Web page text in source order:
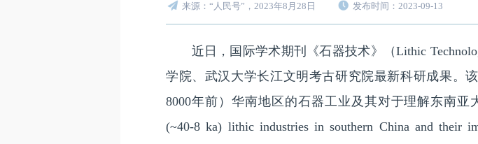
来源：“人民号”，2023年8月28日 发布时间：2023-09-13
近日，国际学术期刊《石器技术》（Lithic
学院、武汉大学长江文明考古研究院最新科研成果。
8000年前）华南地区的石器工业及其对于理解东南亚
(~40-8 ka) lithic industries in southern China and their